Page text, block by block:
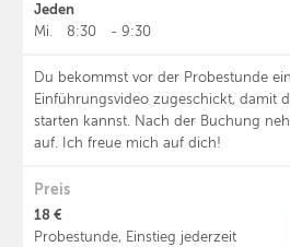
Jeden
Mi. 8:30 - 9:30
Du bekommst vor der Probestunde
Einführungsvideo zugeschickt, damit
starten kannst. Nach der Buchung
auf. Ich freue mich auf dich!
Preis
18 €
Probestunde, Einstieg jederzeit